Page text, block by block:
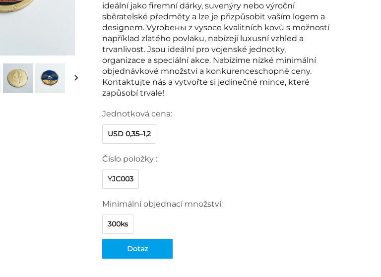
ideální jako firemní dárky, suvenýry nebo výroční
sběratelské předměty a lze je přizpůsobit vaším logem a
designem. Vyrobены z vysoce kvalitních kovů s možností
například zlatého povlaku, nabízejí luxusní vzhled a
trvanlivost. Jsou ideální pro vojenské jednotky,
organizace a speciální akce. Nabízíme nízké minimální
objednávkové množství a konkurenceschopné ceny.
Kontaktujte nás a vytvořte si jedinečné mince, které
zapůsobí trvale!
Jednotková cena:
USD 0,35–1,2
Číslo položky :
YJC003
Minimální objednací množství:
300ks
Dotaz